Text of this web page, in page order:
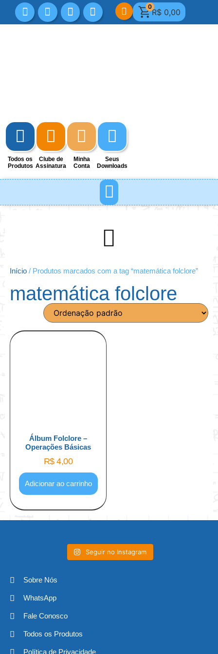
0
R$ 0,00
Todos os
Produtos
Clube de
Assinatura
Minha
Conta
Seus
Downloads
Início / Produtos marcados com a tag “matemática folclore”
matemática folclore
Álbum Folclore –
Operações Básicas
R$4,00
Adicionar ao carrinho
Sobre Nós
WhatsApp
Fale Conosco
Todos os Produtos
Política de Privacidade
Seguir no Instagram